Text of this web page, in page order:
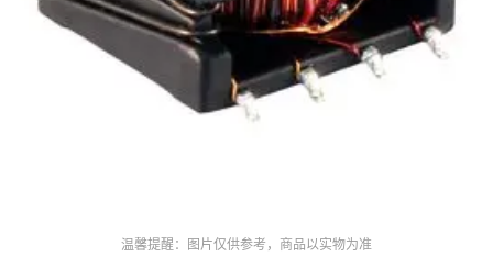
温馨提醒：图片仅供参考，商品以实物为准